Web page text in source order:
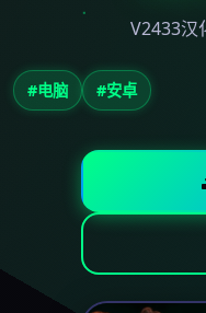
V2433汉
#电脑 #安卓